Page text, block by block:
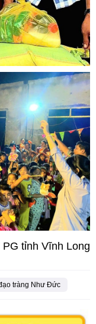
PG tỉnh Vĩnh Long
tràng Như Đức